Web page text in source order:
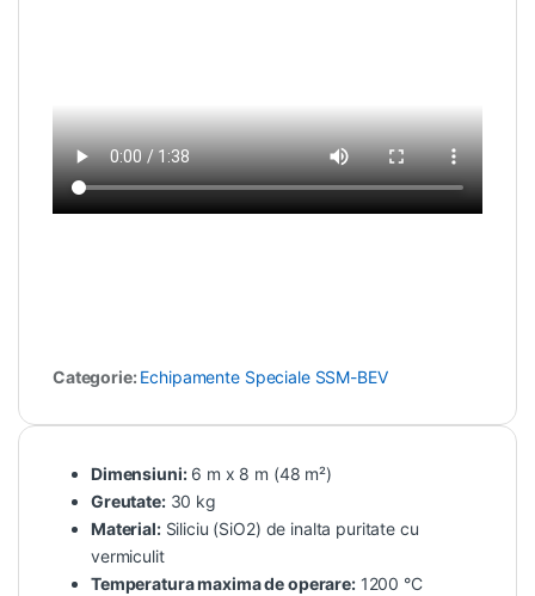
Categorie: Echipamente Speciale SSM-BEV
Dimensiuni:6 m x 8 m (48 m²)
Greutate:30 kg
Material:Siliciu (SiO2) de inalta puritate cu
vermiculit
Temperatura maxima de operare:1200 °C